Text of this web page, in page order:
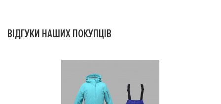
ВІДГУКИ НАШИХ ПОКУПЦІВ